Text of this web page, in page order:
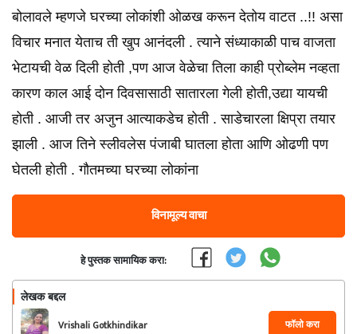
बोलावले म्हणजे घरच्या लोकांशी ओळख करून देतोय वाटत ..!! असा
विचार मनात येताच ती खुप आनंदली . त्याने संध्याकाळी पाच वाजता
भेटायची वेळ दिली होती ,पण आज वेळेचा तिला काही प्रोब्लेम नव्हता
कारण काल आई दोन दिवसासाठी सातारला गेली होती,उद्या यायची
होती . आजी तर अजुन आत्याकडेच होती . साडेचारला क्षिप्रा तयार
झाली . आज तिने स्लीवलेस पंजाबी घातला होता आणि ओढणी पण
घेतली होती . गौतमच्या घरच्या लोकांना
विनामूल्य वाचा
हे पुस्तक सामायिक करा:
लेखक बद्दल
Vrishali Gotkhindikar फॉलो करा